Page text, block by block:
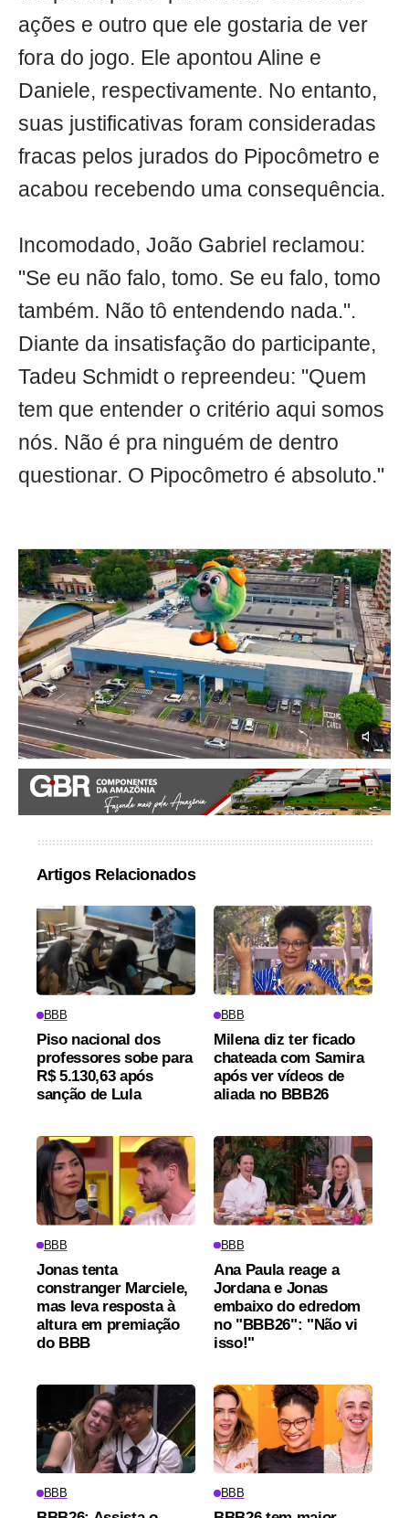
ações e outro que ele gostaria de ver
fora do jogo. Ele apontou Aline e
Daniele, respectivamente. No entanto,
suas justificativas foram consideradas
fracas pelos jurados do Pipocômetro e
acabou recebendo uma consequência.
Incomodado, João Gabriel reclamou:
"Se eu não falo, tomo. Se eu falo, tomo
também. Não tô entendendo nada.".
Diante da insatisfação do participante,
Tadeu Schmidt o repreendeu: "Quem
tem que entender o critério aqui somos
nós. Não é pra ninguém de dentro
questionar. O Pipocômetro é absoluto."
Artigos Relacionados
BBB
Piso nacional dos
professores sobe para
R$ 5.130,63 após
sanção de Lula
BBB
Milena diz ter ficado
chateada com Samira
após ver vídeos de
aliada no BBB26
BBB
Jonas tenta
constranger Marciele,
mas leva resposta à
altura em premiação
do BBB
BBB
Ana Paula reage a
Jordana e Jonas
embaixo do edredom
no "BBB26": "Não vi
isso!"
BBB BBB